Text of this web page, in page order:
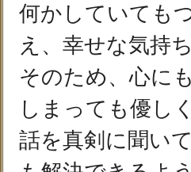
何かしていても
え、幸せな気持
そのため、心に
しまっても優し
話を真剣に聞い